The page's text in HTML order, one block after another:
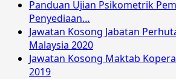
Panduan Ujian Psikometrik
Penyediaan…
Jawatan Kosong Jabatan
Malaysia 2020
Jawatan Kosong Maktab
2019